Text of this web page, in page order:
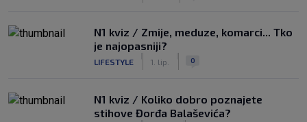
N1 kviz / Zmije, meduze, komarci... Tko
je najopasniji?
LIFESTYLE 1. lip. 0
N1 kviz / Koliko dobro poznajete
stihove Đorđa Balaševića?